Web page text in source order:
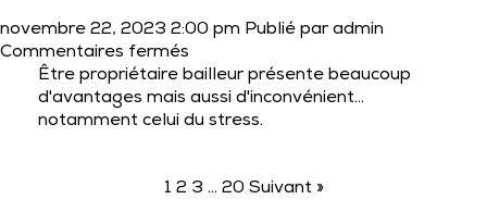
novembre 22, 2023 2:00 pm Publié paradmin
Commentaires fermés
QUELLES
SONT
LES
DE
Être propriétaire bailleur présente beaucoup
d'avantages mais aussi d'inconvénient...
notamment celui du stress.
1 2 3 … 20 Suivant »